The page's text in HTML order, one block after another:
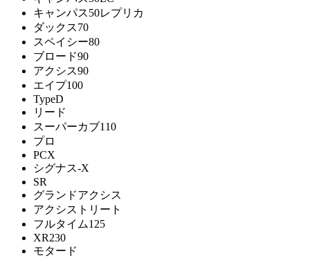
キャンパス50レプリカ
ダックス70
スペイシー80
ブロード90
アクシス90
エイプ100
TypeD
リード
スーパーカブ110
プロ
PCX
シグナス-X
SR
グランドアクシス
アクシストリート
フルタイム125
XR230
モタード